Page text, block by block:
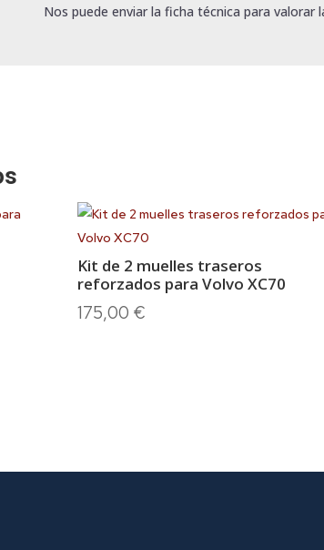
Nos puede enviar la ficha técnica para valorar
Kit de 2 muelles traseros
reforzados para Volvo XC70
175,00 €